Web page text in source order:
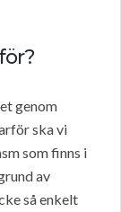
genom
ska vi
som finns i
av
så enkelt